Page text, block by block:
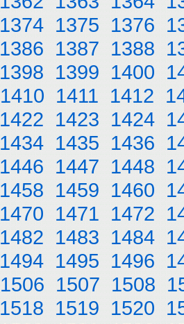
1374 1375 1376
1386 1387 1388
1398 1399 1400
1410 1411 1412
1422 1423 1424
1434 1435 1436
1446 1447 1448
1458 1459 1460
1470 1471 1472
1482 1483 1484
1494 1495 1496
1506 1507 1508
1518 1519 1520